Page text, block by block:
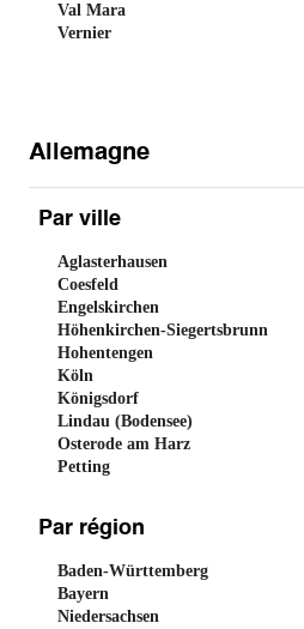
Val Mara
Vernier
Allemagne
Par ville
Aglasterhausen
Coesfeld
Engelskirchen
Höhenkirchen-Siegertsbrunn
Hohentengen
Köln
Königsdorf
Lindau (Bodensee)
Osterode am Harz
Petting
Par région
Baden-Württemberg
Bayern
Niedersachsen